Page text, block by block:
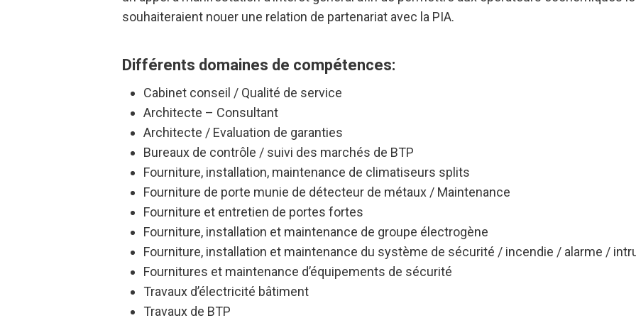
souhaiteraient nouer une relation de partenariat avec la PIA.
Différents domaines de compétences:
Cabinet conseil / Qualité de service
Architecte – Consultant
Architecte / Evaluation de garanties
Bureaux de contrôle / suivi des marchés de BTP
Fourniture, installation, maintenance de climatiseurs splits
Fourniture de porte munie de détecteur de métaux / Maintenance
Fourniture et entretien de portes fortes
Fourniture, installation et maintenance de groupe électrogène
Fourniture, installation et maintenance du système de sécurité / incendie / alarme /
Fournitures et maintenance d’équipements de sécurité
Travaux d’électricité bâtiment
Travaux de BTP